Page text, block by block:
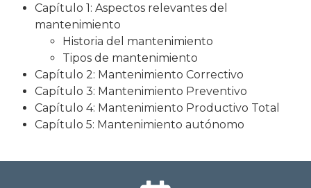
Capítulo 1: Aspectos relevantes del
mantenimiento
Historia del mantenimiento
Tipos de mantenimiento
Capítulo 2: Mantenimiento Correctivo
Capítulo 3: Mantenimiento Preventivo
Capítulo 4: Mantenimiento Productivo Total
Capítulo 5: Mantenimiento autónomo